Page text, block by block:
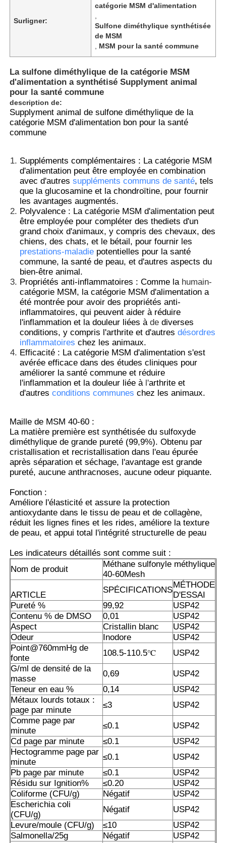
À la maison
Produits
Vidéos
À propos de nous
Visite de l'usine
Demandez un devis
Poudre de MSM
MSM Méthylsulfonylméthane
Sulfone diméthylique de MSM
MSM en gros
Sulfoxyde diméthylique de DMSO
Supplément de MSM
Chondroïtine de glucosamine de MSM
Supplément de joint de MSM pour des chevaux
Poudre de cheveux de MSM
Soufre organique de MSM
Surligner:
catégorie MSM d'alimentation
Sulfone diméthylique synthétisée
de MSM
MSM pour la santé commune
La sulfone diméthylique de la catégorie MSM
d'alimentation a synthétisé Supplyment animal
pour la santé commune
description de:
Supplyment animal de sulfone diméthylique de la
catégorie MSM d'alimentation bon pour la santé
commune
Suppléments complémentaires : La catégorie MSM
d'alimentation peut être employée en combination
avec d'autressuppléments communs de santé, tels
que la glucosamine et la chondroïtine, pour fournir
les avantages augmentés.
Polyvalence : La catégorie MSM d'alimentation peut
être employée pour compléter des thediets d'un
grand choix d'animaux, y compris des chevaux, des
chiens, des chats, et le bétail, pour fournir les
prestations-maladie potentielles pour la santé
commune, la santé de peau, et d'autres aspects du
bien-être animal.
Propriétés anti-inflammatoires : Comme lahumain-
catégorie MSM, la catégorie MSM d'alimentation a
été montrée pour avoir des propriétés anti-
inflammatoires, qui peuvent aider à réduire
l'inflammation et la douleur liées àdediverses
conditions, y compris l'arthrite et d'autresdésordres
inflammatoires chez les animaux.
Efficacité : La catégorie MSM d'alimentation s'est
avérée efficace dans des études cliniques pour
améliorer la santé commune et réduire
l'inflammation et la douleur liée àl'arthrite et
d'autresconditions communes chez les animaux.
Maille de MSM 40-60 :
La matière première est synthétisée du sulfoxyde
diméthylique de grande pureté (99,9%). Obtenu par
cristallisation et recristallisation dans l'eau épurée
après séparation et séchage, l'avantage est grande
pureté, aucune anthracnoses, aucune odeur piquante.
Fonction :
Améliore l'élasticité et assure la protection
antioxydante dans le tissu de peau et de collagène,
réduit les lignes fines et les rides, améliore la texture
de peau, et appui total l'intégrité structurelle de peau
Les indicateurs détaillés sont comme suit :
Nom de produit
Méthane sulfonyle méthylique
40-60Mesh
ARTICLE
SPÉCIFICATIONS
MÉTHODE
D'ESSAI
Pureté %
99,92
USP42
Contenu % de DMSO
0,01
USP42
Aspect
Cristallin blanc
USP42
Odeur
Inodore
USP42
Point@760mmHg de
fonte
108.5-110.5℃
USP42
G/ml de densité de la
masse
0,69
USP42
Teneur en eau %
0,14
USP42
Métaux lourds totaux :
page par minute
≤3
USP42
Comme page par
minute
≤0.1
USP42
Cd page par minute
≤0.1
USP42
Hectogramme page par
minute
≤0.1
USP42
Pb page par minute
≤0.1
USP42
Résidu sur Ignition%
≤0.20
USP42
Coliforme (CFU/g)
Négatif
USP42
Escherichia coli
(CFU/g)
Négatif
USP42
Levure/moule (CFU/g)
≤10
USP42
Salmonella/25g
Négatif
USP42